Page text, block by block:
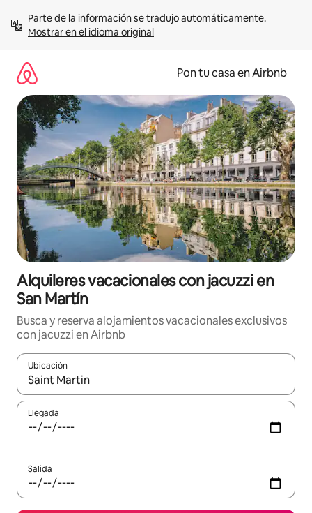
contenidoMostrar en el idioma original
Pon tu casa en Airbnb
Alquileres vacacionales con jacuzzi en
San Martín
Busca y reserva alojamientos vacacionales exclusivos
con jacuzzi en Airbnb
Ubicación
Cuando los resultados estén disponibles, navega con las
Llegada
Salida